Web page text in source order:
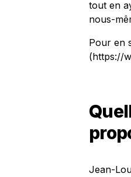
tout en
nous-
Pour en
(https://
Jean-